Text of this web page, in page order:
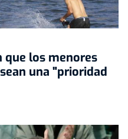
que los menores
una "prioridad